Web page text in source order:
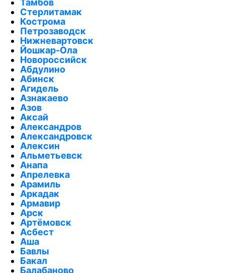
Стерлитамак
Кострома
Петрозаводск
Нижневартовск
Йошкар-Ола
Новороссийск
Абдулино
Абинск
Агидель
Азнакаево
Азов
Аксай
Александров
Александровск
Алексин
Альметьевск
Анапа
Апрелевка
Арамиль
Аркадак
Армавир
Арск
Артёмовск
Асбест
Аша
Бавлы
Бакал
Балабаново